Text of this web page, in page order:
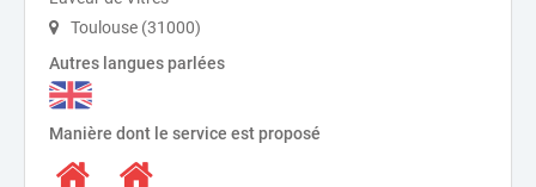
Toulouse (31000)
Autres langues parlées
Manière dont le service est proposé